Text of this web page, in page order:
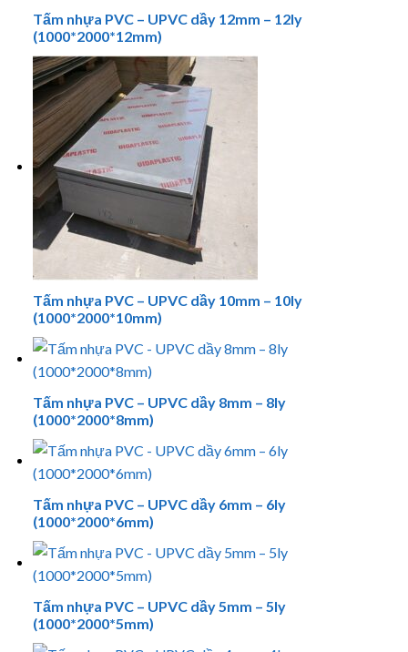
Tấm nhựa PVC – UPVC dầy 12mm – 12ly
(1000*2000*12mm)
Tấm nhựa PVC – UPVC dầy 10mm – 10ly
(1000*2000*10mm)
Tấm nhựa PVC – UPVC dầy 8mm – 8ly
(1000*2000*8mm)
Tấm nhựa PVC – UPVC dầy 6mm – 6ly
(1000*2000*6mm)
Tấm nhựa PVC – UPVC dầy 5mm – 5ly
(1000*2000*5mm)